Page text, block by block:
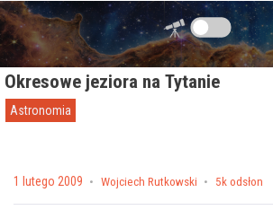
Przejdź do zawartości
Okresowe jeziora na Tytanie
Astronomia
Posted on
1 lutego 2009 by Wojciech Rutkowski 5k odsłon